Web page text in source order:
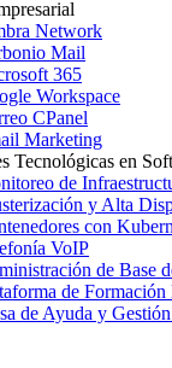
Network
Mail
365
Workspace
CPanel
Marketing
Tecnológicas en
de
y Alta
con
VoIP
de Base
de
de Ayuda y